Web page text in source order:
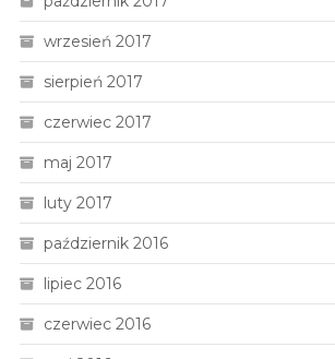
wrzesień 2017
sierpień 2017
czerwiec 2017
maj 2017
luty 2017
październik 2016
lipiec 2016
czerwiec 2016